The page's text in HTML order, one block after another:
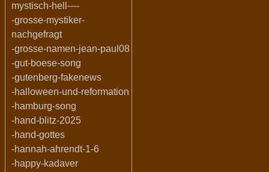
mystisch-hell----
-grosse-mystiker-
nachgefragt
-grosse-namen-jean-paul08
-gut-boese-song
-gutenberg-fakenews
-halloween-und-reformation
-hamburg-song
-hand-blitz-2025
-hand-gottes
-hannah-ahrendt-1-6
-happy-kadaver